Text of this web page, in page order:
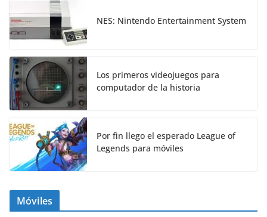
NES: Nintendo Entertainment System
Los primeros videojuegos para
computador de la historia
Por fin llego el esperado League of
Legends para móviles
Móviles